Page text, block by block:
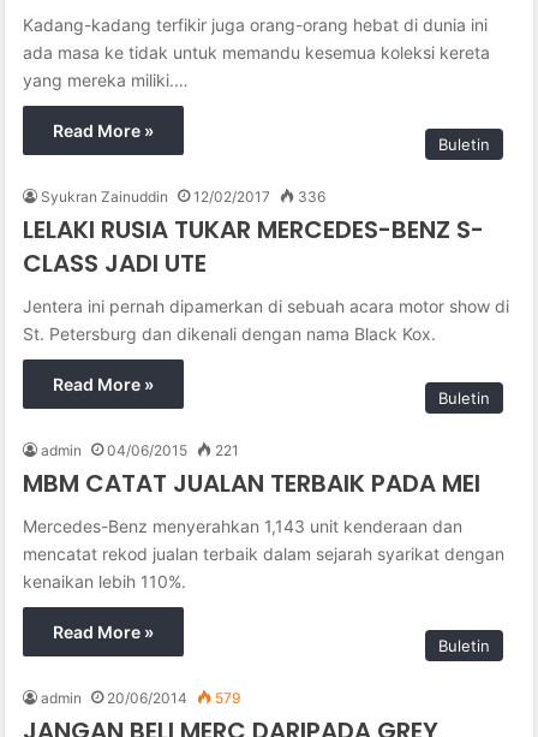
Kadang-kadang terfikir juga orang-orang hebat di dunia ini
ada masa ke tidak untuk memandu kesemua koleksi kereta
yang mereka miliki.…
Read More »
Buletin
Syukran Zainuddin 12/02/2017 336
LELAKI RUSIA TUKAR MERCEDES-BENZ S-
CLASS JADI UTE
Jentera ini pernah dipamerkan di sebuah acara motor show di
St. Petersburg dan dikenali dengan nama Black Kox.
Read More »
Buletin
admin 04/06/2015 221
MBM CATAT JUALAN TERBAIK PADA MEI
Mercedes-Benz menyerahkan 1,143 unit kenderaan dan
mencatat rekod jualan terbaik dalam sejarah syarikat dengan
kenaikan lebih 110%.
Read More »
Buletin
admin 20/06/2014 579